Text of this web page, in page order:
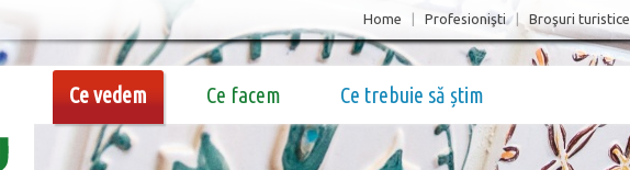
Home Profesionişti Broşuri turistice
Ce vedem Ce facem Ce trebuie să știm